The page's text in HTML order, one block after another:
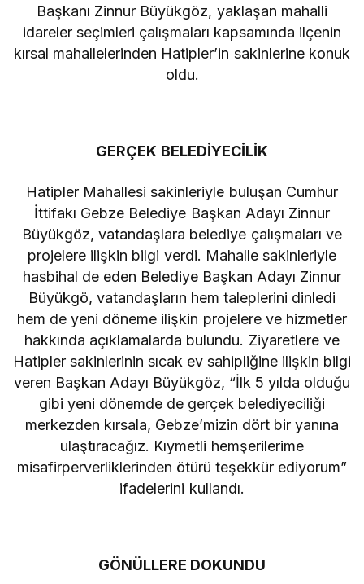
Başkanı Zinnur Büyükgöz, yaklaşan mahalli
idareler seçimleri çalışmaları kapsamında ilçenin
kırsal mahallelerinden Hatipler’in sakinlerine konuk
oldu.
GERÇEK BELEDİYECİLİK
Hatipler Mahallesi sakinleriyle buluşan Cumhur
İttifakı Gebze Belediye Başkan Adayı Zinnur
Büyükgöz, vatandaşlara belediye çalışmaları ve
projelere ilişkin bilgi verdi. Mahalle sakinleriyle
hasbihal de eden Belediye Başkan Adayı Zinnur
Büyükgö, vatandaşların hem taleplerini dinledi
hem de yeni döneme ilişkin projelere ve hizmetler
hakkında açıklamalarda bulundu. Ziyaretlere ve
Hatipler sakinlerinin sıcak ev sahipliğine ilişkin bilgi
veren Başkan Adayı Büyükgöz, “İlk 5 yılda olduğu
gibi yeni dönemde de gerçek belediyeciliği
merkezden kırsala, Gebze’mizin dört bir yanına
ulaştıracağız. Kıymetli hemşerilerime
misafirperverliklerinden ötürü teşekkür ediyorum”
ifadelerini kullandı.
GÖNÜLLERE DOKUNDU